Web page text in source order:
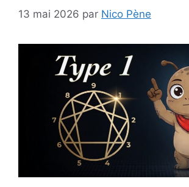
13 mai 2026 par Nico Pène